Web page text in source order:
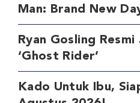
Man: Brand New
Ryan Gosling
‘Ghost Rider’
Kado Untuk Ibu,